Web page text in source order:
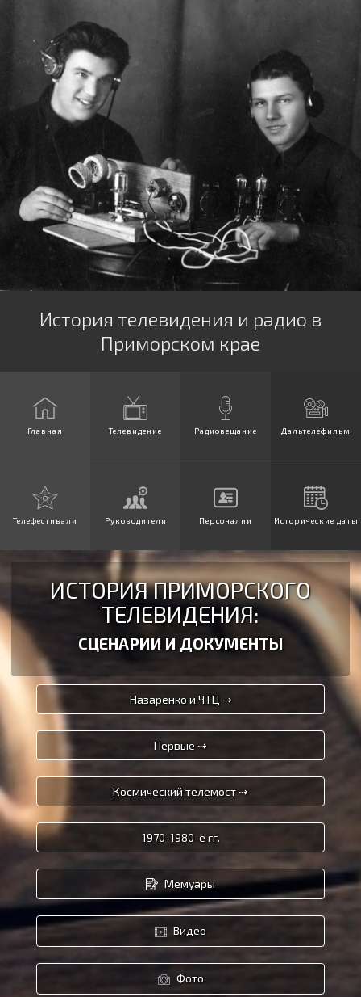
История телевидения и радио в
Приморском крае
Главная Телевидение Радиовещание Дальтелефильм
Телефестивали Руководители Персоналии Исторические даты
ИСТОРИЯ ПРИМОРСКОГО
ТЕЛЕВИДЕНИЯ:
СЦЕНАРИИ И ДОКУМЕНТЫ
Назаренко и ЧТЦ ⇢
Первые ⇢
Космический телемост ⇢
1970-1980-е гг.
Мемуары
Видео
Фото